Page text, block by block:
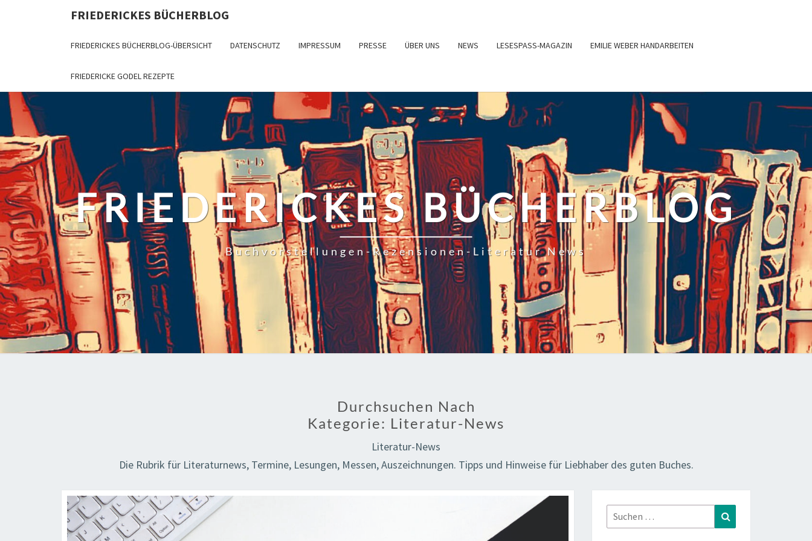
FRIEDERICKES BÜCHERBLOG
FRIEDERICKES BÜCHERBLOG-ÜBERSICHT DATENSCHUTZ IMPRESSUM PRESSE ÜBER UNS NEWS LESESPASS-MAGAZIN EMILIE WEBER HANDARBEITEN
FRIEDERICKE GODEL REZEPTE
FRIEDERICKES BÜCHERBLOG
Buchvorstellungen-Rezensionen-Literatur News
Durchsuchen Nach
Kategorie: Literatur-News
Literatur-News
Die Rubrik für Literaturnews, Termine, Lesungen, Messen, Auszeichnungen. Tipps und Hinweise für Liebhaber des guten Buches.
Suchen
nach: